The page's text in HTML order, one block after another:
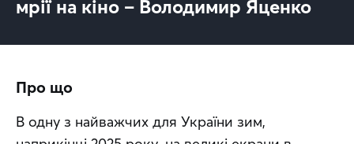
мрії на кіно – Володимир Яценко
Про що
В одну з найважчих для України зим,